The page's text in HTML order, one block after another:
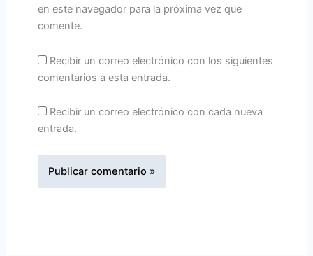
en este navegador para la próxima vez que
comente.
Recibir un correo electrónico con los siguientes
comentarios a esta entrada.
Recibir un correo electrónico con cada nueva
entrada.